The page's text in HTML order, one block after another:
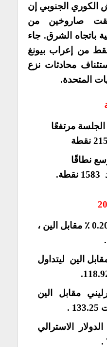
الكوري الجنوبي إن
صاروخين من
باتجاه الشرق. جاء
من إعراب بيونغ
محادثات نزع
المتحدة.
مرتفعًا
نطاقًا
الين ،
الين ليتداول
مقابل الين
.
الاسترالي